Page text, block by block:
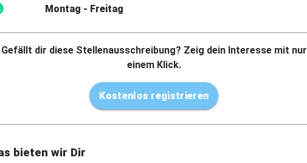
Montag - Freitag
Gefällt dir diese Stellenausschreibung? Zeig dein Interesse mit nur
einem Klick.
Kostenlos registrieren
bieten wir Dir